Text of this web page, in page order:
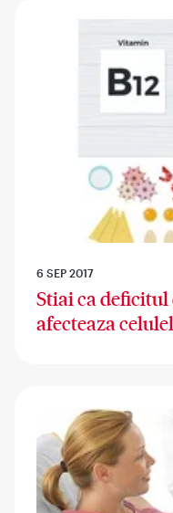
6 SEP 2017
Stiai ca
afecteaza